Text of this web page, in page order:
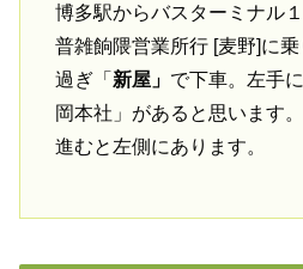
博多駅からバスターミナル１
普雑餉隈営業所行 [麦野]に
過ぎ「 新屋」 で下車。左手
岡本社」があると思います
進むと左側にあります。